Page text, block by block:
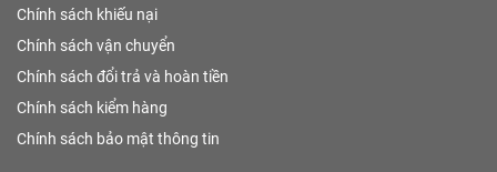
Chính sách khiếu nại
Chính sách vận chuyển
Chính sách đổi trả và hoàn tiền
Chính sách kiểm hàng
Chính sách bảo mật thông tin